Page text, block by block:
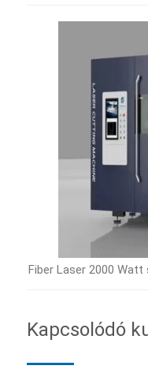
Fiber Laser 2000 Watt
Kapcsolódó